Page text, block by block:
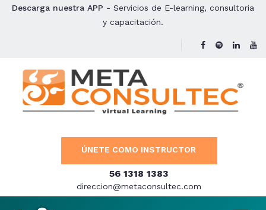
Descarga nuestra APP - Servicios de E-learning, consultoria
y capacitación.
ÚNETE COMO INSTRUCTOR
56 1318 1383
direccion@metaconsultec.com